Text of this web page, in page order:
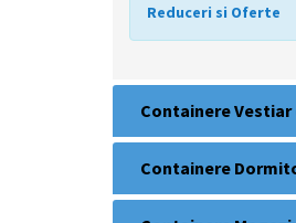
Reduceri si Oferte
Containere Vestiar
Containere